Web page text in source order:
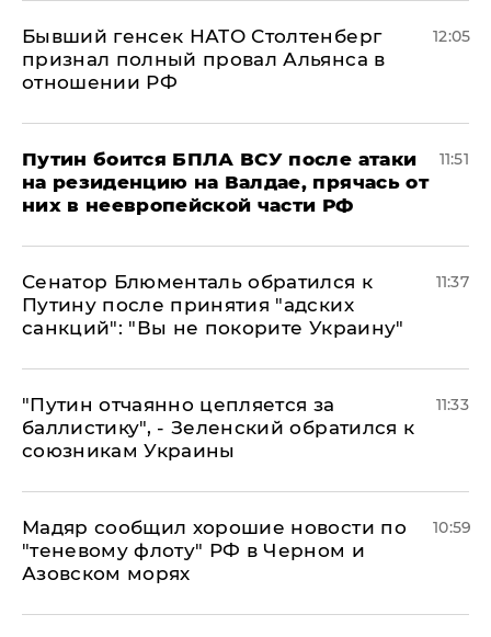
Бывший генсек НАТО Столтенберг
признал полный провал Альянса в
отношении РФ
12:05
Путин боится БПЛА ВСУ после атаки
на резиденцию на Валдае, прячась от
них в неевропейской части РФ
11:51
Сенатор Блюменталь обратился к
Путину после принятия "адских
санкций": "Вы не покорите Украину"
11:37
"Путин отчаянно цепляется за
баллистику", - Зеленский обратился к
союзникам Украины
11:33
Мадяр сообщил хорошие новости по
"теневому флоту" РФ в Черном и
Азовском морях
10:59